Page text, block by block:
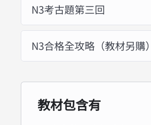
N3考古題第三回
N3合格全攻略（教材另購）
教材包含有